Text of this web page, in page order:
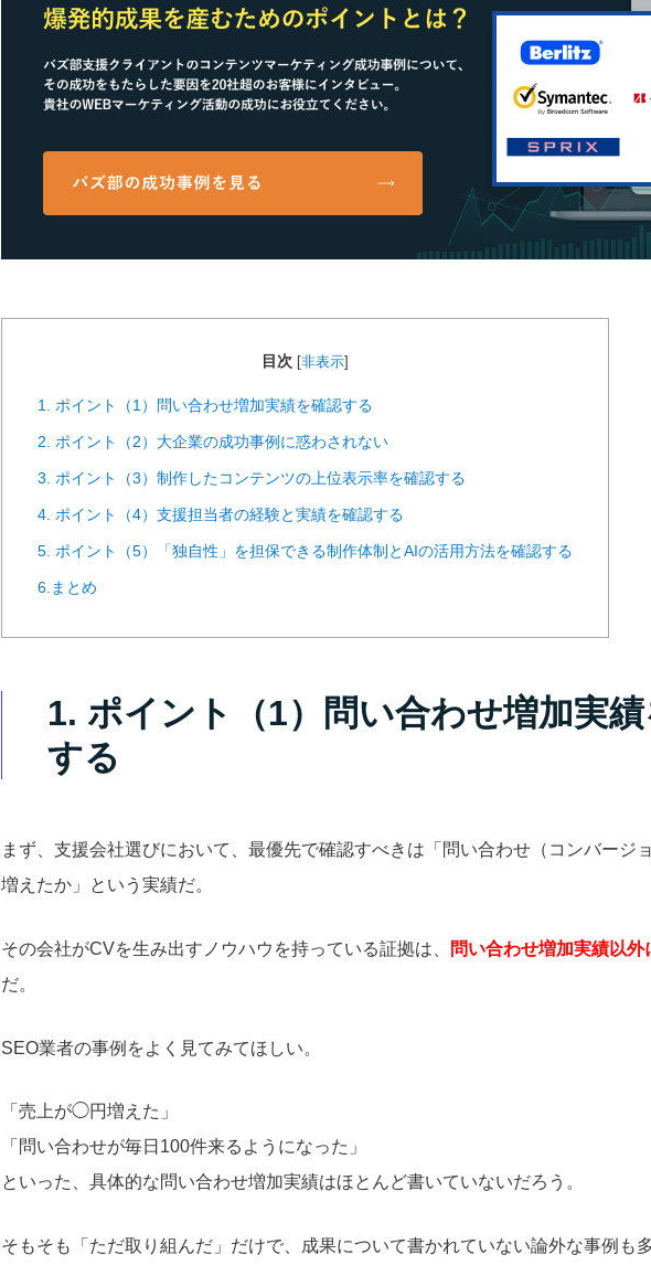
目次 非表示
1. ポイント（1）問い合わせ増加実績を確認する
2. ポイント（2）大企業の成功事例に惑わされない
3. ポイント（3）制作したコンテンツの上位表示率を確認する
4. ポイント（4）支援担当者の経験と実績を確認する
5. ポイント（5）「独自性」を担保できる制作体制とAIの活用方法を確認する
6.まとめ
1. ポイント（1）問い合わせ増加実
する
まず、支援会社選びにおいて、最優先で確認すべきは「問い合わせ（コンバージ
増えたか」という実績だ。
その会社がCVを生み出すノウハウを持っている証拠は、
問い合わせ増加実績以外
だ。
SEO業者の事例をよく見てみてほしい。
「売上が◯円増えた」
「問い合わせが毎日100件来るようになった」
といった、具体的な問い合わせ増加実績はほとんど書いていないだろう。
そもそも「ただ取り組んだ」だけで、成果について書かれていない論外な事例も